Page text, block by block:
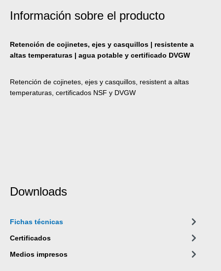
Información sobre el producto
Retención de cojinetes, ejes y casquillos | resistente a
altas temperaturas | agua potable y certificado DVGW
Retención de cojinetes, ejes y casquillos, resistent a altas
temperaturas, certificados NSF y DVGW
Downloads
Fichas técnicas
Certificados
Medios impresos